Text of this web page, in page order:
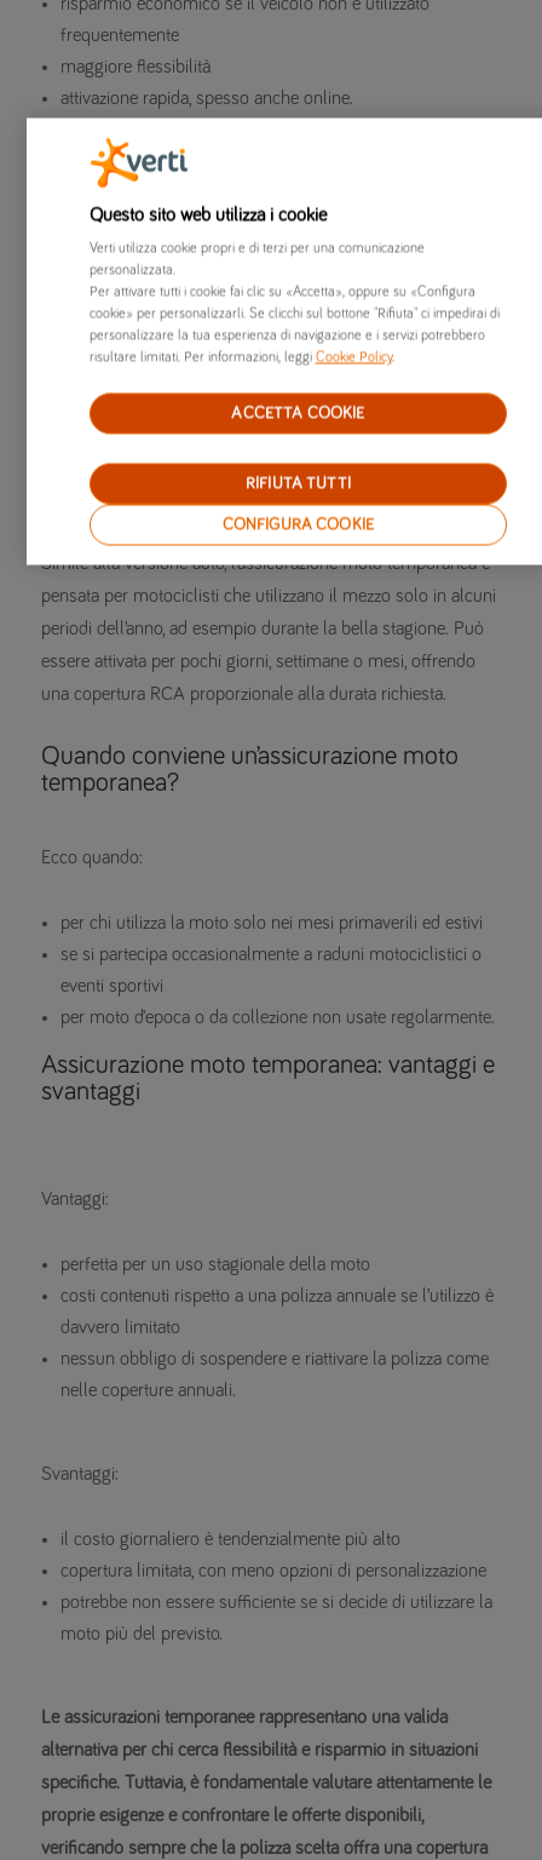
frequentemente
maggiore flessibilità
attivazione rapida, spesso anche online.
Svantaggi:
il premio giornaliero può risultare più elevato rispetto a
quello annuale
può non includere garanzie accessorie (come Furto e
incendio)
non sempre è disponibile per tutti i veicoli o per tutti i
Assicurazione moto temporanea:
caratteristiche e funzionamento
Simile alla versione auto, l’assicurazione moto temporanea è
pensata per motociclisti che utilizzano il mezzo solo in alcuni
periodi dell’anno, ad esempio durante la bella stagione. Può
essere attivata per pochi giorni, settimane o mesi, offrendo
una copertura RCA proporzionale alla durata richiesta.
Quando conviene un’assicurazione moto
temporanea?
Ecco quando:
per chi utilizza la moto solo nei mesi primaverili ed estivi
se si partecipa occasionalmente a raduni motociclistici o
eventi sportivi
per moto d’epoca o da collezione non usate regolarmente.
Assicurazione moto temporanea: vantaggi e
svantaggi
Vantaggi:
perfetta per un uso stagionale della moto
costi contenuti rispetto a una polizza annuale se l’utilizzo è
davvero limitato
nessun obbligo di sospendere e riattivare la polizza come
nelle coperture annuali.
Svantaggi:
il costo giornaliero è tendenzialmente più alto
copertura limitata, con meno opzioni di personalizzazione
potrebbe non essere sufficiente se si decide di utilizzare la
moto più del previsto.
Le assicurazioni temporanee rappresentano una valida
alternativa per chi cerca flessibilità e risparmio in situazioni
specifiche. Tuttavia, è fondamentale valutare attentamente le
proprie esigenze e confrontare le offerte disponibili,
verificando sempre che la polizza scelta offra una copertura
Questo sito web utilizza i cookie
Verti utilizza cookie propri e di terzi per una comunicazione
personalizzata.
Per attivare tutti i cookie fai clic su «Accetta», oppure su «Configura
cookie» per personalizzarli. Se clicchi sul bottone "Rifiuta" ci impedirai di
personalizzare la tua esperienza di navigazione e i servizi potrebbero
risultare limitati. Per informazioni, leggi Cookie Policy.
CONFIGURA COOKIE
RIFIUTA TUTTI
ACCETTA COOKIE